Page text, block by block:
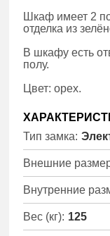
Шкаф имеет 2
отделка из
В шкафу есть
полу.
Цвет: орех.
Тип замка:
Внешние
Внутренние
Вес (кг): 125